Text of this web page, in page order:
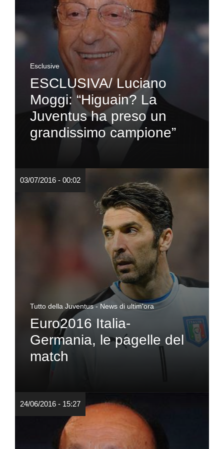
Esclusive
ESCLUSIVA/ Luciano
Moggi: “Higuain? La
Juventus ha preso un
grandissimo campione”
03/07/2016 - 00:02
Tutto della Juventus - News di ultim'ora
Euro2016 Italia-
Germania, le pagelle del
match
24/06/2016 - 15:27